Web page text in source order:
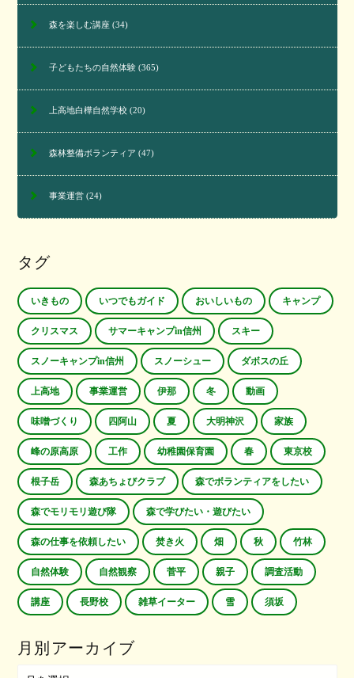
森を楽しむ講座(34)
子どもたちの自然体験(365)
上高地白樺自然学校(20)
森林整備ボランティア (47)
事業運営(24)
タグ
いきもの いつでもガイド おいしいもの キャンプ
クリスマス サマーキャンプin信州 スキー
スノーキャンプin信州 スノーシュー ダボスの丘
上高地 事業運営 伊那 冬 動画
味噌づくり 四阿山 夏 大明神沢 家族
峰の原高原 工作 幼稚園保育園 春 東京校
根子岳 森あちょびクラブ 森でボランティアをしたい
森でモリモリ遊び隊 森で学びたい・遊びたい
森の仕事を依頼したい 焚き火 畑 秋 竹林
自然体験 自然観察 菅平 親子 調査活動
講座 長野校 雑草イーター 雪 須坂
月別アーカイブ